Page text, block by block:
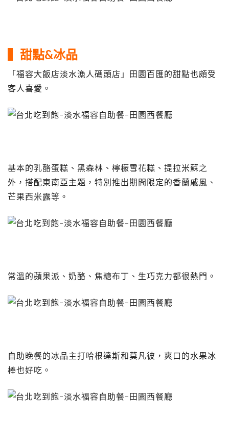
▍甜點&冰品
「福容大飯店淡水漁人碼頭店」田園百匯的甜點也頗受
客人喜愛。
基本的乳酪蛋糕、黑森林、檸檬雪花糕、提拉米蘇之
外，搭配東南亞主題，特別推出期間限定的香蘭戚風、
芒果西米露等。
常溫的蘋果派、奶酪、焦糖布丁、生巧克力都很熱門。
自助晚餐的冰品主打哈根達斯和莫凡彼，爽口的水果冰
棒也好吃。